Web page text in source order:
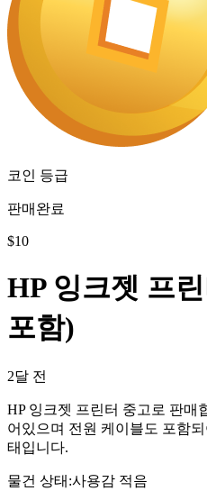
코인 등급
판매완료
$10
HP 잉크젯 프
포함)
2달 전
HP 잉크젯 프린터 중고로 판매
어있으며 전원 케이블도 포함
태입니다.
물건 상태 :사용감 적음